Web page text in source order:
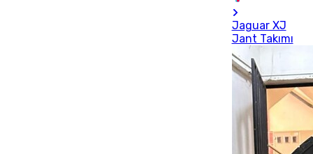
Jaguar XJ
Jant Takımı